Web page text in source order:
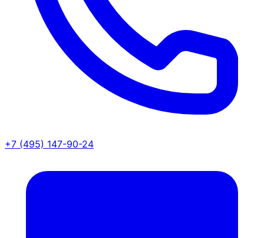
+7 (495) 147-90-24